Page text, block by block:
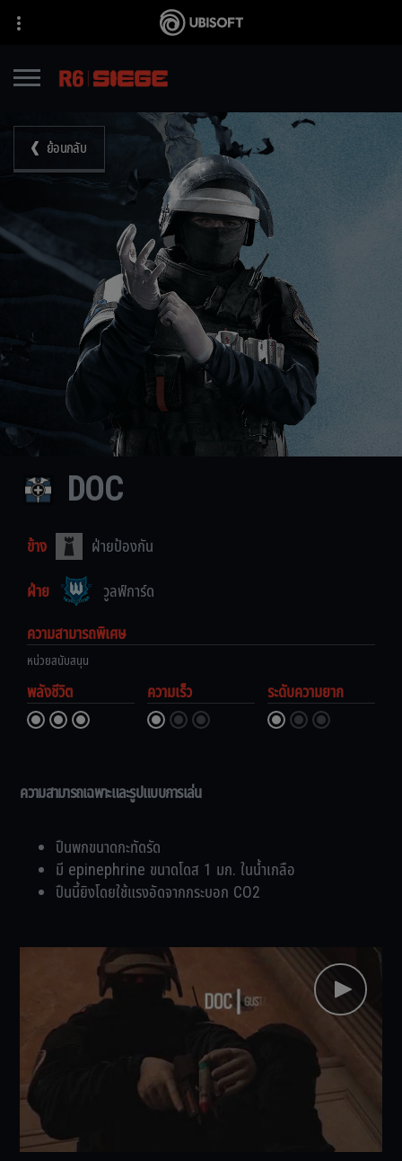
ย้อนกลับ
DOC
ข้าง
ฝ่ายป้องกัน
ฝ่าย
วูลฟ์การ์ด
ความสามารถพิเศษ
หน่วยสนับสนุน
พลังชีวิต ความเร็ว ระดับความยาก
ความสามารถเฉพาะและรูปแบบการเล่น
ปืนพกขนาดกะทัดรัด
มี epinephrine ขนาดโดส 1 มก. ในน้ำเกลือ
ปืนนี้ยิงโดยใช้แรงอัดจากกระบอก CO2